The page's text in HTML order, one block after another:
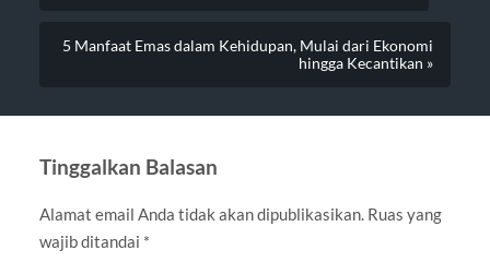
5 Manfaat Emas dalam Kehidupan, Mulai dari Ekonomi
hingga Kecantikan »
Tinggalkan Balasan
Alamat email Anda tidak akan dipublikasikan. Ruas yang
wajib ditandai *